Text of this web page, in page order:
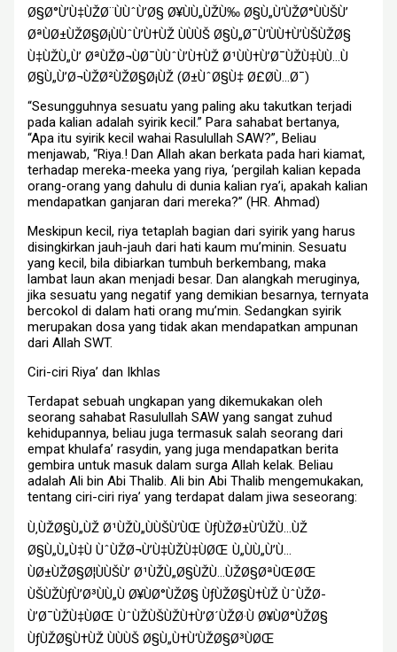
Ø§Ø°Ù’Ù‡ÙŽØ¨ÙÙˆÙ’Ø§ Ø¥ÙÙ„ÙŽÙ‰ Ø§Ù„Ù‘ÙŽØ°ÙÙŠÙ’
ØªÙØ±ÙŽØ§Ø¡ÙÙˆÙ’Ù†ÙŽ ÙÙÙŠ Ø§Ù„Ø¯Ù‘ÙÙ†Ù’ÙŠÙŽØ§
Ù‡ÙŽÙ„Ù’ ØªÙŽØ¬ÙØ¯ÙÙˆÙ’Ù†ÙŽ Ø¹ÙÙ†Ù’Ø¯ÙŽÙ‡ÙÙ…Ù
Ø§Ù„Ù’Ø¬ÙŽØ²ÙŽØ§Ø¡ÙŽ (Ø±ÙˆØ§Ù‡ Ø£Ø­Ù…Ø¯)
“Sesungguhnya sesuatu yang paling aku takutkan terjadi
pada kalian adalah syirik kecil.” Para sahabat bertanya,
“Apa itu syirik kecil wahai Rasulullah SAW?”, Beliau
menjawab, “Riya.! Dan Allah akan berkata pada hari kiamat,
terhadap mereka-meeka yang riya, ‘pergilah kalian kepada
orang-orang yang dahulu di dunia kalian rya’i, apakah kalian
mendapatkan ganjaran dari mereka?” (HR. Ahmad)
Meskipun kecil, riya tetaplah bagian dari syirik yang harus
disingkirkan jauh-jauh dari hati kaum mu’minin. Sesuatu
yang kecil, bila dibiarkan tumbuh berkembang, maka
lambat laun akan menjadi besar. Dan alangkah meruginya,
jika sesuatu yang negatif yang demikian besarnya, ternyata
bercokol di dalam hati orang mu’min. Sedangkan syirik
merupakan dosa yang tidak akan mendapatkan ampunan
dari Allah SWT.
Ciri-ciri Riya’ dan Ikhlas
Terdapat sebuah ungkapan yang dikemukakan oleh
seorang sahabat Rasulullah SAW yang sangat zuhud
kehidupannya, beliau juga termasuk salah seorang dari
empat khulafa’ rasydin, yang juga mendapatkan berita
gembira untuk masuk dalam surga Allah kelak. Beliau
adalah Ali bin Abi Thalib. Ali bin Abi Thalib mengemukakan,
tentang ciri-ciri riya’ yang terdapat dalam jiwa seseorang:
Ù‚ÙŽØ§Ù„ÙŽ Ø¹ÙŽÙ„ÙÙŠÙ‘ÙŒ ÙƒÙŽØ±Ù‘ÙŽÙ…ÙŽ
Ø§Ù„Ù„Ù‡Ù ÙˆÙŽØ¬Ù’Ù‡ÙŽÙ‡ÙØŒ Ù„ÙÙ„Ù’Ù…
ÙØ±ÙŽØ§Ø¦ÙÙŠÙ’ Ø¹ÙŽÙ„Ø§ÙŽÙ…ÙŽØ§ØªÙŒØŒ
ÙŠÙŽÙƒÙ’Ø³ÙÙ„Ù Ø¥ÙØ°ÙŽØ§ ÙƒÙŽØ§Ù†ÙŽ ÙˆÙŽØ­
Ù’Ø¯ÙŽÙ‡ÙØŒ ÙˆÙŽÙŠÙŽÙ†Ù’Ø´ÙŽØ·Ù Ø¥ÙØ°ÙŽØ§
ÙƒÙŽØ§Ù†ÙŽ ÙÙÙŠ Ø§Ù„Ù†Ù‘ÙŽØ§Ø³ÙØŒ